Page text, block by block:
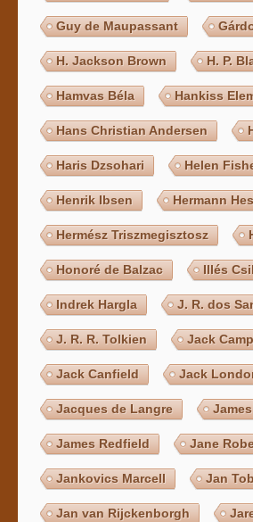
Guy de Maupassant
H. Jackson Brown H. P.
Hamvas Béla Hankiss
Hans Christian Andersen
Haris Dzsohari Helen
Henrik Ibsen Hermann
Hermész Triszmegisztosz
Honoré de Balzac Illés
Indrek Hargla J. R. dos
J. R. R. Tolkien Jack
Jack Canfield Jack
Jacques de Langre
James Redfield Jane
Jankovics Marcell Jan
Jan van Rijckenborgh